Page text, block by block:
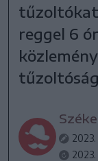
tűzoltókat
reggel 6